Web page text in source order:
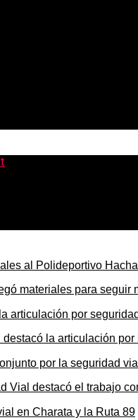
materiales para
la articulación
Vial destacó el trabajo